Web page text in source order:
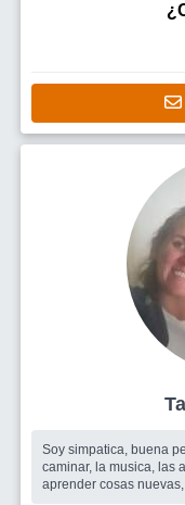
Soy simpatica, buena
caminar, la musica, las
aprender cosas